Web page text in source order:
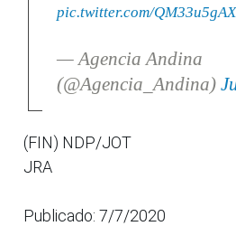
pic.twitter.com/
— Agencia Andina
(@Agencia_Andina)
(FIN) NDP/JOT
JRA
Publicado: 7/7/2020